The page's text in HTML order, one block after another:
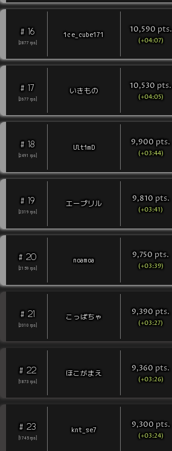
# 16
2877 rps
ice_cube171 10,590 pts.
(+04:07)
# 17
2677 rps
いきもの 10,530 pts.
(+04:05)
# 18
2491 rps
UltimD 9,900 pts.
(+03:44)
# 19
2319 rps
エープリル 9,810 pts.
(+03:41)
# 20
2159 rps
noamoa 9,750 pts.
(+03:39)
# 21
2010 rps
こっぱちゃ 9,390 pts.
(+03:27)
# 22
1873 rps
ほこがまえ 9,360 pts.
(+03:26)
# 23
1745 rps
knt_se7 9,300 pts.
(+03:24)